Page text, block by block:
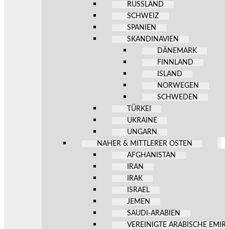
RUSSLAND
SCHWEIZ
SPANIEN
SKANDINAVIEN
DÄNEMARK
FINNLAND
ISLAND
NORWEGEN
SCHWEDEN
TÜRKEI
UKRAINE
UNGARN
NAHER & MITTLERER OSTEN
AFGHANISTAN
IRAN
IRAK
ISRAEL
JEMEN
SAUDI-ARABIEN
VEREINIGTE ARABISCHE